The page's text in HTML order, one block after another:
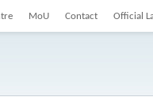
MoU Contact Official